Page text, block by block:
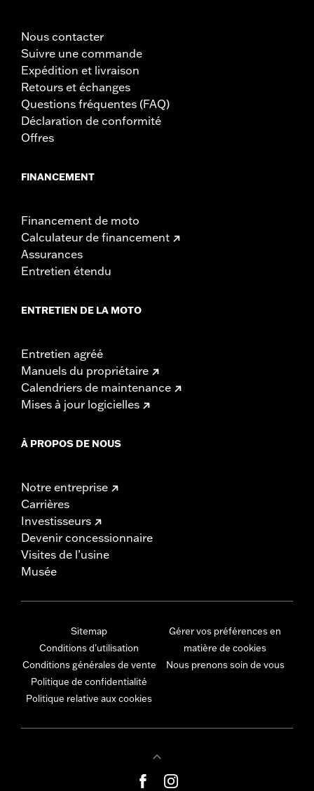
Nous contacter
Suivre une commande
Expédition et livraison
Retours et échanges
Questions fréquentes (FAQ)
Déclaration de conformité
Offres
FINANCEMENT
Financement de moto
Calculateur de financement
Assurances
Entretien étendu
ENTRETIEN DE LA MOTO
Entretien agréé
Manuels du propriétaire
Calendriers de maintenance
Mises à jour logicielles
À PROPOS DE NOUS
Notre entreprise
Carrières
Investisseurs
Devenir concessionnaire
Visites de l’usine
Musée
Sitemap
Conditions d'utilisation
Conditions générales de vente
Politique de confidentialité
Politique relative aux cookies
Gérer vos préférences en
matière de cookies
Nous prenons soin de vous